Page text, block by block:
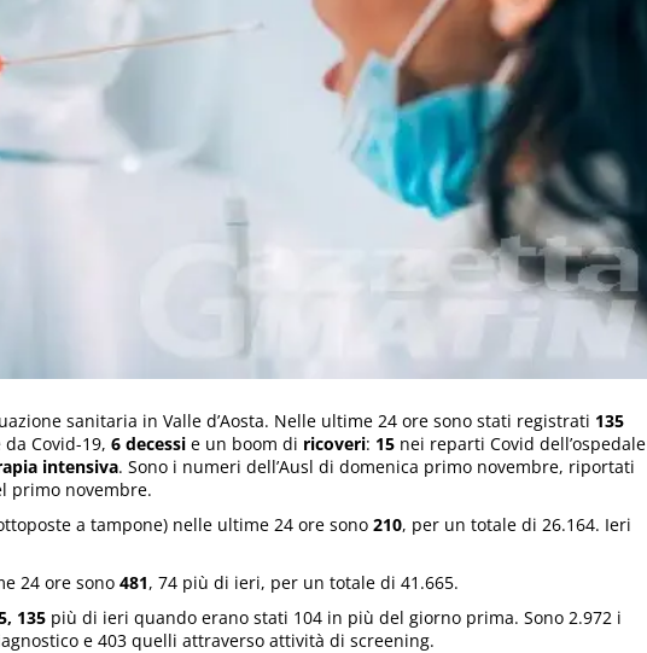
sanitaria in Valle d’Aosta. Nelle ultime 24 ore sono stati registrati 135
Covid-19, 6 decessi e un boom di ricoveri: 15 nei reparti Covid dell’ospedale
intensiva. Sono i numeri dell’Ausl di domenica primo novembre, riportati
primo novembre.
a tampone) nelle ultime 24 ore sono 210, per un totale di 26.164. Ieri
24 ore sono 481, 74 più di ieri, per un totale di 41.665.
135 più di ieri quando erano stati 104 in più del giorno prima. Sono 2.972 i
e 403 quelli attraverso attività di screening.